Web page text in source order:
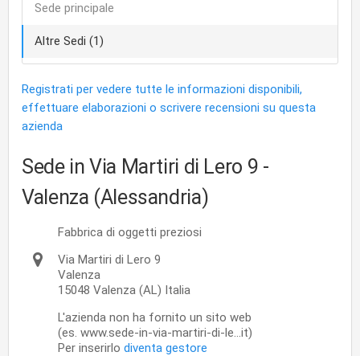
Sede principale
Altre Sedi (1)
Registrati per vedere tutte le informazioni disponibili,
effettuare elaborazioni o scrivere recensioni su questa
azienda
Sede in Via Martiri di Lero 9 -
Valenza (Alessandria)
Fabbrica di oggetti preziosi
Via Martiri di Lero 9
Valenza
15048 Valenza (AL) Italia
L'azienda non ha fornito un sito web
(es. www.sede-in-via-martiri-di-le...it)
Per inserirlo diventa gestore